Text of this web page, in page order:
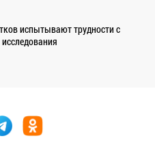
испытывают трудности с